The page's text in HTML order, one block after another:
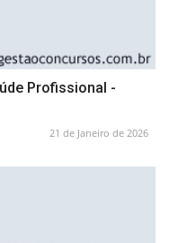
Profissional -
21 de Janeiro de 2026